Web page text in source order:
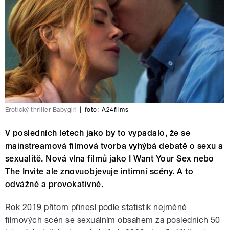
Erotický thriller Babygirl foto: A24films
V posledních letech jako by to vypadalo, že se
mainstreamová filmová tvorba vyhýbá debatě o sexu a
sexualitě. Nová vlna filmů jako I Want Your Sex nebo
The Invite ale znovuobjevuje intimní scény. A to
odvážně a provokativně.
Rok 2019 přitom přinesl podle statistik nejméně
filmových scén se sexuálním obsahem za posledních 50